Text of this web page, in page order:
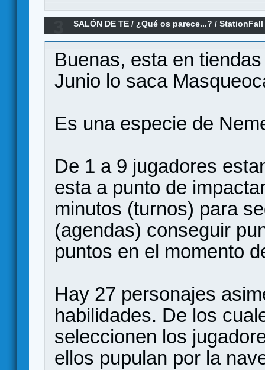
SALÓN DE TE / ¿Qué os parece...? /StationFall
Buenas, esta en
Junio lo saca
Es una especie de
De 1 a 9 jugadores
esta a punto de
minutos (turnos) para
(agendas) conseguir
puntos en el momento
Hay 27 personajes
habilidades. De los
seleccionen los
ellos pupulan por la